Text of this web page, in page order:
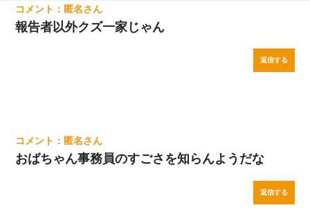
さんご存じですか？』
我が家のガレージに見知らぬ車。俺「もしもし、玄関にもシャッ
ターリモコンあるだろ？DOWNのボタン押してｗ」→ 待つこと１
200万を貸したコウトから、追加で400万の申し込み、私「無理。
義弟より娘たちが大事」旦那「娘たちが成人したら別れよう」私
（は？）
【衝撃】ある工場に配属すると、女の人がみんな退職してしま
匿名
報告者以外クズ一家じゃん
返信する
匿名
おばちゃん事務員のすごさを知らんようだな
返信する